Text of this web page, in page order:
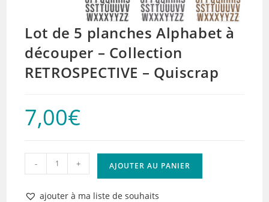
Lot de 5 planches Alphabet à
découper – Collection
RETROSPECTIVE – Quiscrap
7,00€
quantité
de
Lot
- + AJOUTER AU PANIER
ajouter à ma liste de souhaits